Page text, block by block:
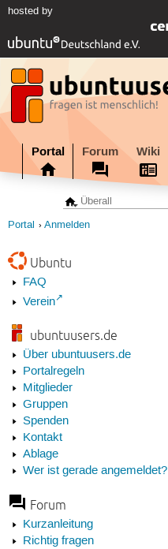
hosted by
Portal Forum Wiki
Portal Anmelden
Ubuntu
FAQ
Verein
ubuntuusers.de
Über ubuntuusers.de
Portalregeln
Mitglieder
Gruppen
Spenden
Kontakt
Ablage
Wer ist gerade angemeldet?
Forum
Kurzanleitung
Richtig fragen